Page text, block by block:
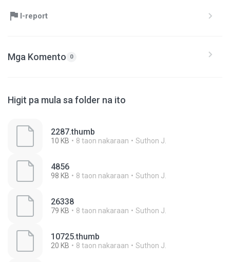
I-report
Mga Komento 0
Higit pa mula sa folder na ito
2287.thumb
10 KB 8 taon nakaraan Suthon J.
4856
98 KB 8 taon nakaraan Suthon J.
26338
79 KB 8 taon nakaraan Suthon J.
10725.thumb
20 KB 8 taon nakaraan Suthon J.